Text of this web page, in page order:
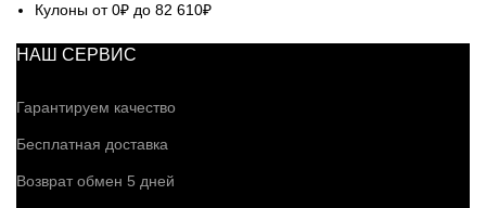
Кулоны от 0₽ до 82 610₽
НАШ СЕРВИС
Гарантируем качество
Бесплатная доставка
Возврат обмен 5 дней